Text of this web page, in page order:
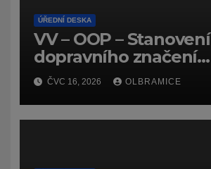
ÚŘEDNÍ DESKA
VV – OOP – Stanovení
dopravního značení
(dočasného) č.
7159/26/Olbramice
ČVC 16, 2026 OLBRAMICE